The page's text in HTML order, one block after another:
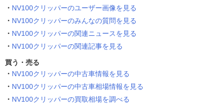
NV100クリッパーのユーザー画像を見る
NV100クリッパーのみんなの質問を見る
NV100クリッパーの関連ニュースを見る
NV100クリッパーの関連記事を見る
買う・売る
NV100クリッパーの中古車情報を見る
NV100クリッパーの中古車相場情報を見る
NV100クリッパーの買取相場を調べる